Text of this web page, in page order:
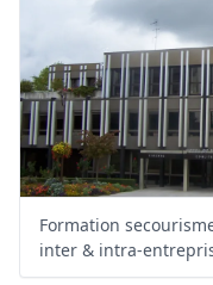
Formation
inter & intra-